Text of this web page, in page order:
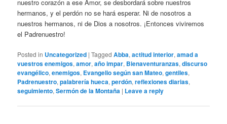
nuestro corazón a ese Amor, se desbordará sobre nuestros
hermanos, y el perdón no se hará esperar. Ni de nosotros a
nuestros hermanos, ni de Dios a nosotros. ¡Entonces viviremos
el Padrenuestro!
Posted in Uncategorized |Tagged Abba,actitud interior,amad a
vuestros enemigos,amor,año impar, Bienaventuranzas,discurso
evangélico,enemigos, Evangelio según san Mateo,gentiles,
Padrenuestro,palabrería hueca,perdón,reflexiones diarias,
seguimiento,Sermón de la Montaña | Leave a reply